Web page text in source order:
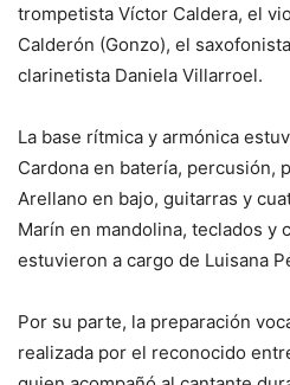
trompetista Víctor Caldera, el
Calderón (Gonzo), el
clarinetista Daniela Villarroel.
La base rítmica y armónica
Cardona en batería, percusión,
Arellano en bajo, guitarras y
Marín en mandolina, teclados y
estuvieron a cargo de Luisana
Por su parte, la preparación
realizada por el reconocido